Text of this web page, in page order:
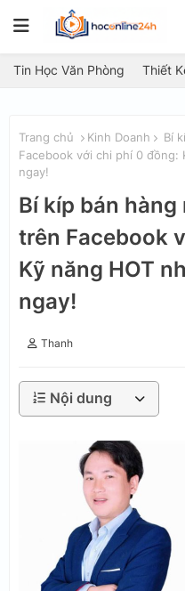
Tin Học Văn Phòng Thiết
Trang chủ Kinh Doanh
Bí
Facebook với chi phí 0 đồng:
ngay!
Bí kíp bán
trên Facebook
Kỹ năng HOT
ngay!
Thanh
Nội dung